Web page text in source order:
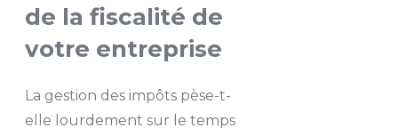
de la fiscalité de
votre entreprise
La gestion des impôts pèse-t-
elle lourdement sur le temps